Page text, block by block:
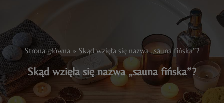
Strona główna » Skąd wzięła się nazwa „sauna fińska”?
Skąd wzięła się nazwa „sauna fińska”?